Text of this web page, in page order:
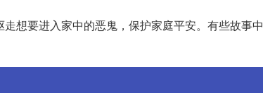
想要进入家中的恶鬼，保护家庭平安。有些故事